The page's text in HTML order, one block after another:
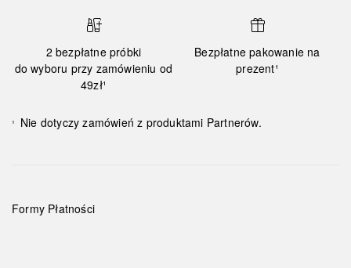
2 bezpłatne próbki
do wyboru przy zamówieniu od
49zł¹
Bezpłatne pakowanie na
prezent¹
¹ Nie dotyczy zamówień z produktami Partnerów.
Formy Płatności